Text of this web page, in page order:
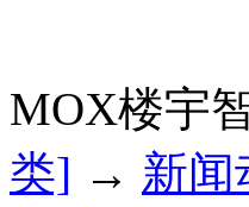
MOX楼宇
类] → 新闻